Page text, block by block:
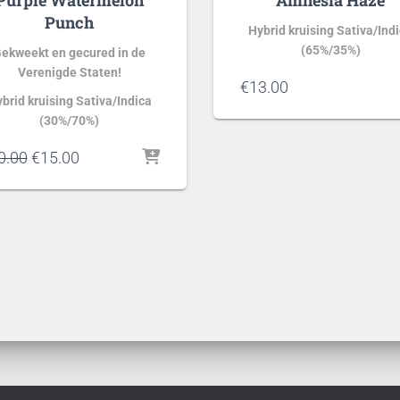
Punch
en gecured in de
Verenigde Staten!
kruising Sativa/Indica
(30%/70%)
Oorspronkelijke
was:
€15.00Huidige
is:
klant
n
Hybrid kruising Sativa/
(65%/35%)
€13.00